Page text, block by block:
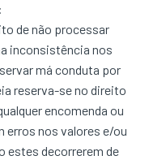
de não processar
inconsistência nos
má conduta por
reserva-se no direito
encomenda ou
erros nos valores e/ou
estes decorrerem de